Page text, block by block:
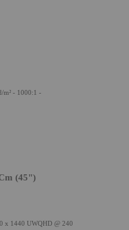
- 1000:1 -
(45")
x 1440 UWQHD @ 240